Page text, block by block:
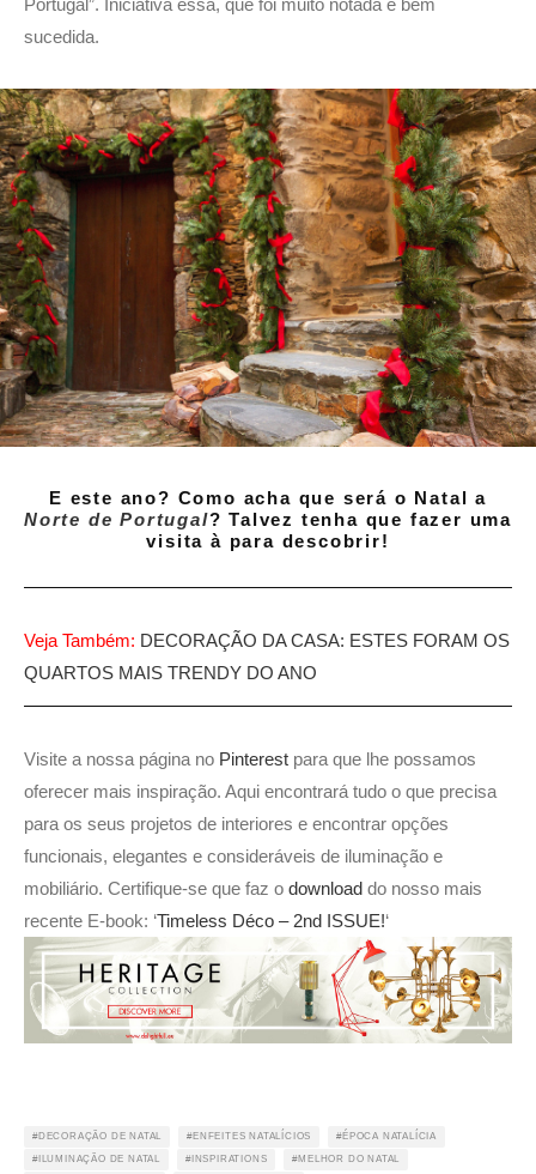
Portugal”. Iniciativa essa, que foi muito notada e bem
sucedida.
E este ano? Como acha que será o Natal a
Norte de Portugal? Talvez tenha que fazer uma
visita à para descobrir!
Veja Também: DECORAÇÃO DA CASA: ESTES FORAM OS
QUARTOS MAIS TRENDY DO ANO
Visite a nossa página no Pinterest para que lhe possamos
oferecer mais inspiração. Aqui encontrará tudo o que precisa
para os seus projetos de interiores e encontrar opções
funcionais, elegantes e consideráveis de iluminação e
mobiliário. Certifique-se que faz o download do nosso mais
recente E-book: ‘Timeless Déco – 2nd ISSUE!‘
DECORAÇÃO DE NATAL ENFEITES NATALÍCIOS ÉPOCA NATALÍCIA
ILUMINAÇÃO DE NATAL INSPIRATIONS MELHOR DO NATAL